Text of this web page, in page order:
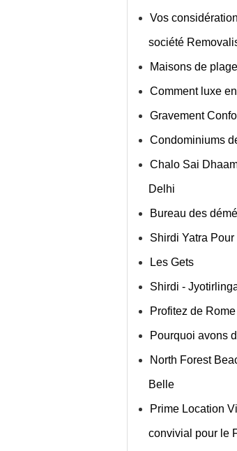
Vos
société
Maisons de
Comment luxe
Gravement
Condominiums
Chalo Sai
Delhi
Bureau des
Shirdi Yatra
Les Gets
Shirdi -
Profitez de
Pourquoi avons
North Forest
Belle
Prime Location
convivial pour le